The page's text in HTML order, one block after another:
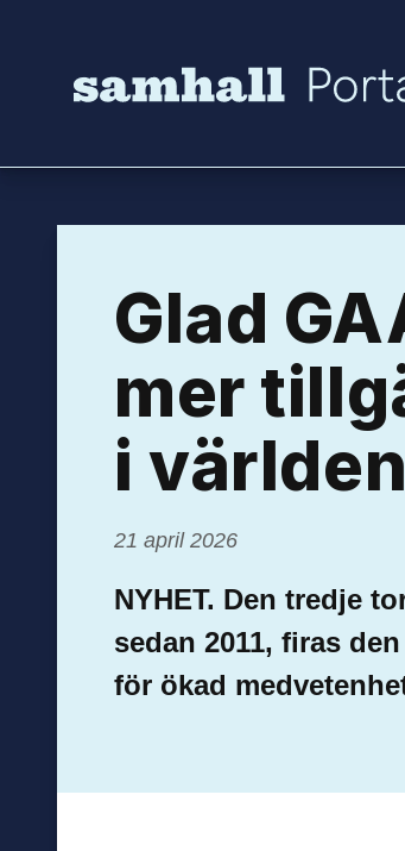
Glad
mer
i
21 april 2026
NYHET. Den tredje
sedan 2011, firas
för ökad